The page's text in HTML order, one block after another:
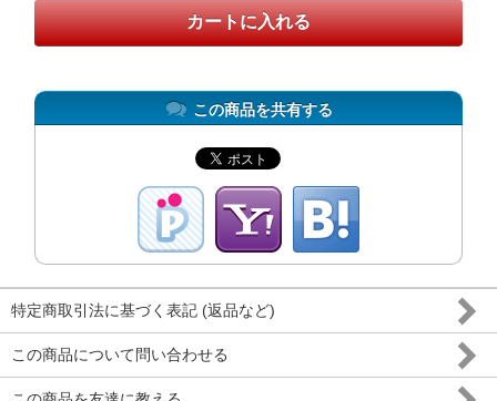
この商品を共有する
特定商取引法に基づく表記 (返品など)
この商品について問い合わせる